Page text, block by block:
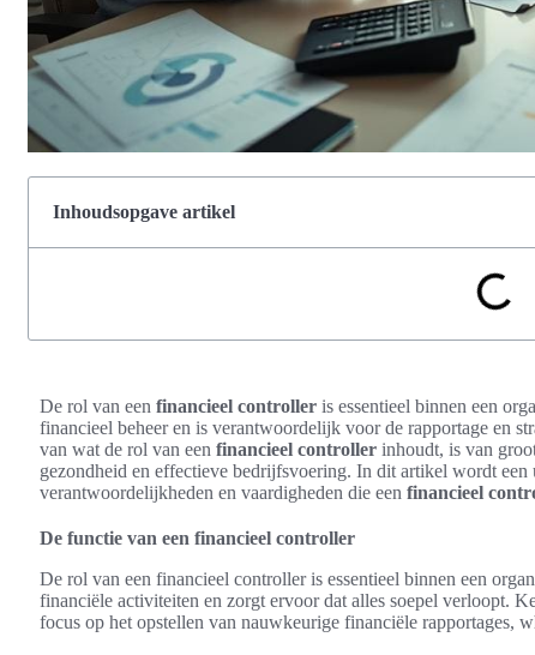
Inhoudsopgave artikel
De rol van een financieel controller is essentieel binnen een
financieel beheer en is verantwoordelijk voor de rapportage en
van wat de rol van een financieel controller inhoudt, is van
gezondheid en effectieve bedrijfsvoering. In dit artikel wordt
verantwoordelijkheden en vaardigheden die een financieel
De functie van een financieel controller
De rol van een financieel controller is essentieel binnen een
financiële activiteiten en zorgt ervoor dat alles soepel verloopt.
focus op het opstellen van nauwkeurige financiële rapportages,